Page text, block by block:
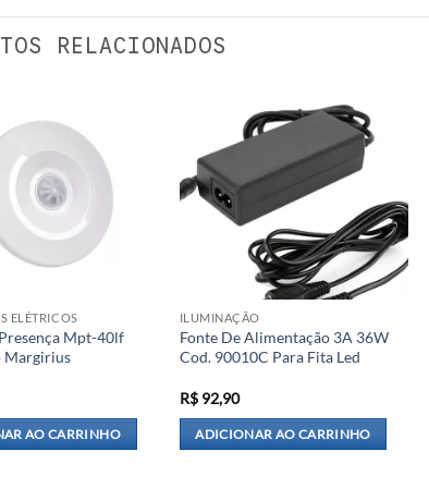
RELACIONADOS
ELÉTRICOS
Mpt-40lf
Margirius
AO CARRINHO
ILUMINAÇÃO
Fonte De Alimentação 3A 36W
Cod. 90010C Para Fita Led
R$92,90
ADICIONAR AO CARRINHO